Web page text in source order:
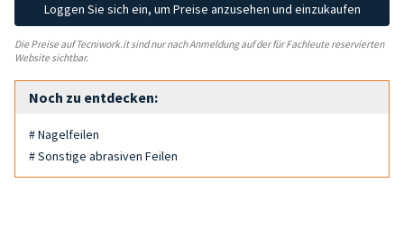
Loggen Sie sich ein, um Preise anzusehen und einzukaufen
Die Preise auf Tecniwork.it sind nur nach Anmeldung auf der für Fachleute reservierten
Website sichtbar.
Noch zu entdecken:
# Nagelfeilen
# Sonstige abrasiven Feilen